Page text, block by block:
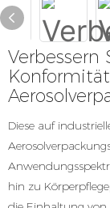
Verbessern
Diese auf
hin zu